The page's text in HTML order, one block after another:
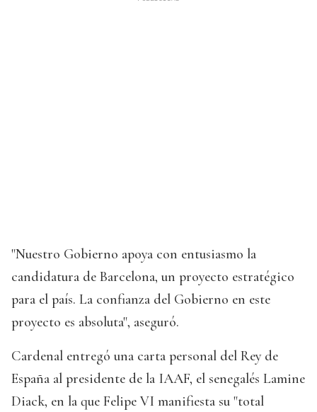
"Nuestro Gobierno apoya con entusiasmo la
candidatura de Barcelona, un proyecto estratégico
para el país. La confianza del Gobierno en este
proyecto es absoluta", aseguró.
Cardenal entregó una carta personal del Rey de
España al presidente de la IAAF, el senegalés Lamine
Diack, en la que Felipe VI manifiesta su "total